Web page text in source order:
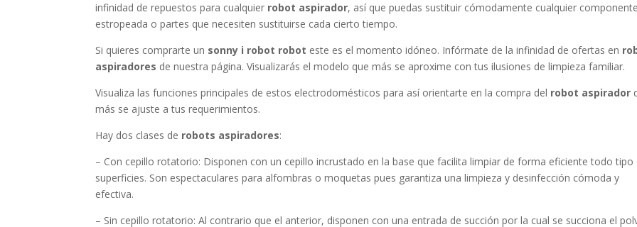
infinidad de repuestos para cualquier robot aspirador, así que puedas sustituir cómodamente cualquier componente
estropeada o partes que necesiten sustituirse cada cierto tiempo.
Si quieres comprarte un sonny i robot robot este es el momento idóneo. Infórmate de la infinidad de ofertas en
aspiradores de nuestra página. Visualizarás el modelo que más se aproxime con tus ilusiones de limpieza familiar.
Visualiza las funciones principales de estos electrodomésticos para así orientarte en la compra del robot aspirador
más se ajuste a tus requerimientos.
Hay dos clases de robots aspiradores:
– Con cepillo rotatorio: Disponen con un cepillo incrustado en la base que facilita limpiar de forma eficiente todo tipo
superficies. Son espectaculares para alfombras o moquetas pues garantiza una limpieza y desinfección cómoda y
efectiva.
– Sin cepillo rotatorio: Al contrario que el anterior, disponen con una entrada de succión por la cual se succiona el